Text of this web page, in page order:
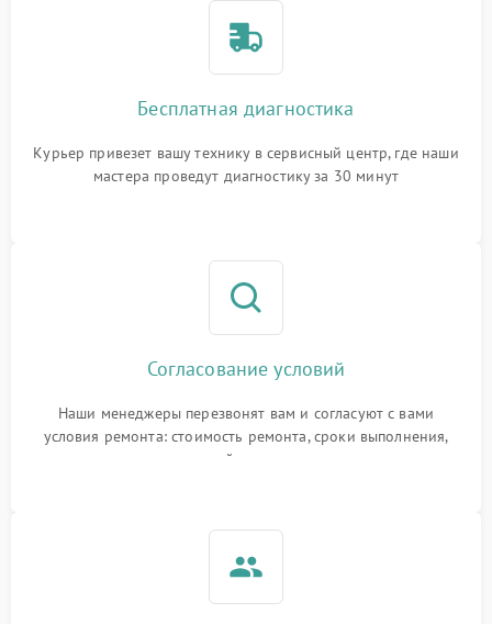
Бесплатная диагностика
Курьер привезет вашу технику в сервисный центр, где наши
мастера проведут диагностику за 30 минут
Согласование условий
Наши менеджеры перезвонят вам и согласуют с вами
условия ремонта: стоимость ремонта, сроки выполнения,
гарантийные условия